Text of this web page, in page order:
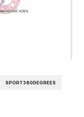
SPORT360DEGREES